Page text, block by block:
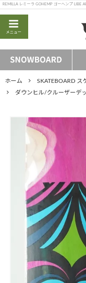
REMILLA レミーラ GOHEMP ゴーヘンプ LIBE
メニュー
ホーム SKATEBOARD ス
ダウンヒル/クルーザーデ